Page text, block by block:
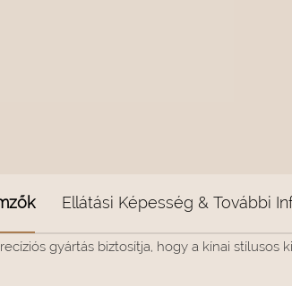
Ellátási Képesség & További
gyártás biztosítja, hogy a kínai